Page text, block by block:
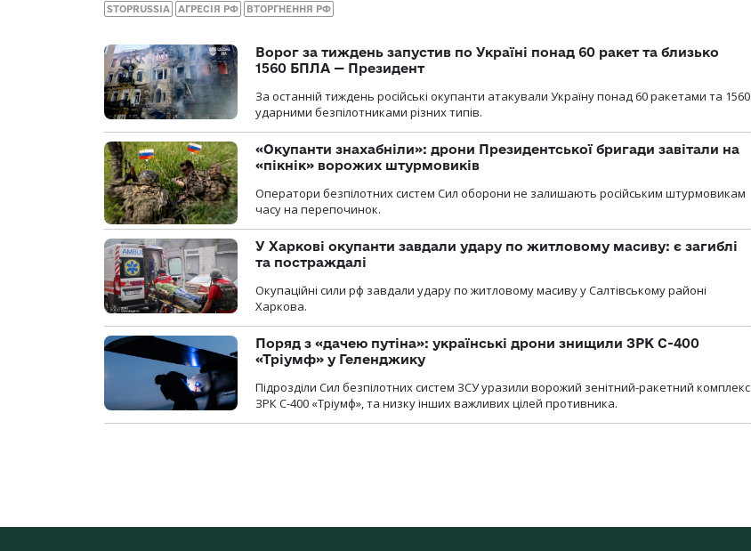
STOPRUSSIA АГРЕСІЯ РФ ВТОРГНЕННЯ РФ
Ворог за тиждень запустив по Україні понад 60 ракет та близько
1560 БПЛА — Президент
За останній тиждень російські окупанти атакували Україну понад 60 ракетами та 1560
ударними безпілотниками різних типів.
«Окупанти знахабніли»: дрони Президентської бригади завітали на
«пікнік» ворожих штурмовиків
Оператори безпілотних систем Сил оборони не залишають російським штурмовикам
часу на перепочинок.
У Харкові окупанти завдали удару по житловому масиву: є загиблі
та постраждалі
Окупаційні сили рф завдали удару по житловому масиву у Салтівському районі
Харкова.
Поряд з «дачею путіна»: українські дрони знищили ЗРК С-400
«Тріумф» у Геленджику
Підрозділи Сил безпілотних систем ЗСУ уразили ворожий зенітний-ракетний комплекс
ЗРК С-400 «Тріумф», та низку інших важливих цілей противника.